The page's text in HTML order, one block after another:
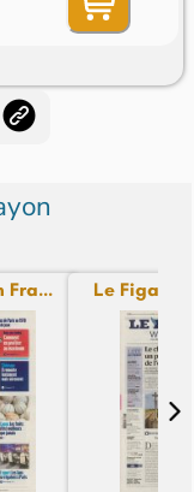
Fra... Le Figaro